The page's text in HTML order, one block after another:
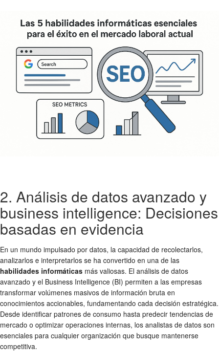
2. Análisis de datos avanzado y
business intelligence: Decisiones
basadas en evidencia
En un mundo impulsado por datos, la capacidad de recolectarlos,
analizarlos e interpretarlos se ha convertido en una de las
habilidades informáticas más valiosas. El análisis de datos
avanzado y el Business Intelligence (BI) permiten a las empresas
transformar volúmenes masivos de información bruta en
conocimientos accionables, fundamentando cada decisión estratégica.
Desde identificar patrones de consumo hasta predecir tendencias de
mercado o optimizar operaciones internas, los analistas de datos son
esenciales para cualquier organización que busque mantenerse
competitiva.